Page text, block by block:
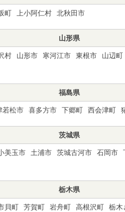
町 上小阿仁村 北秋田市
山形県
村 山形市 寒河江市 東根市 山辺町
福島県
若松市 喜多方市 下郷町 西会津町
茨城県
美玉市 土浦市 茨城古河市 石岡市
栃木県
貝町 芳賀町 岩舟町 高根沢町 栃木